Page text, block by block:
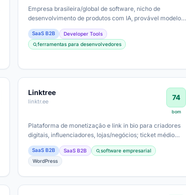
Empresa brasileira/global de software, nicho de
desenvolvimento de produtos com IA, provável modelo
de assinatura SaaS, ticket médio…
SaaS B2B
Developer Tools
ferramentas para desenvolvedores
Linktree
linktr.ee 74
bom
Plataforma de monetização e link in bio para criadores
digitais, influenciadores, lojas/negócios; ticket médio
provável varia, com planos…
SaaS B2B SaaS B2B
software empresarial
WordPress